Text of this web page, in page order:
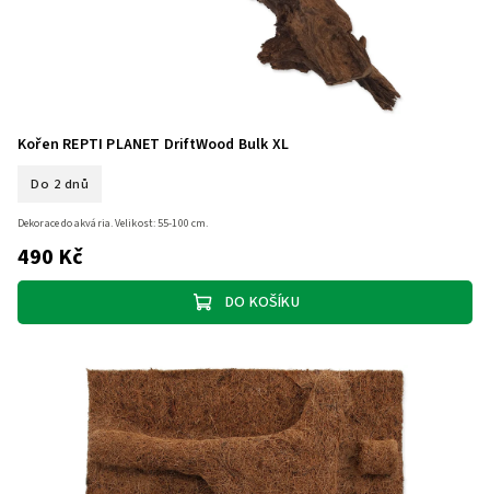
Kořen REPTI PLANET DriftWood Bulk XL
Do 2 dnů
490 Kč
DO KOŠÍKU
Dekorace do akvária. Velikost: 55-100 cm.